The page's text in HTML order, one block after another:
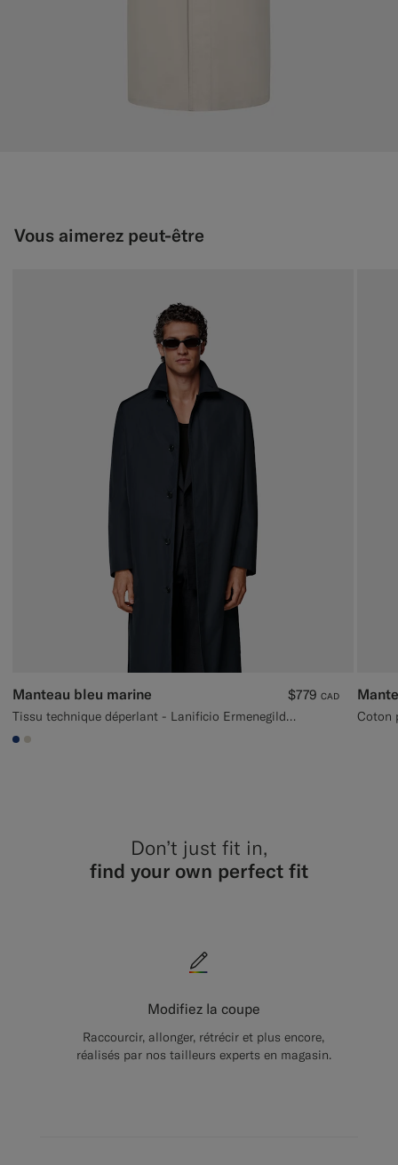
Vous aimerez peut-être
Manteau bleu marine
Tissu technique déperlant - Lanificio Ermenegildo Zegna, Italie
$779 CAD
#1C3D7A
#D7D1C3
Don’t just fit in,
find your own perfect fit
Modifiez la coupe
Raccourcir, allonger, rétrécir et plus encore,
réalisés par nos tailleurs experts en magasin.